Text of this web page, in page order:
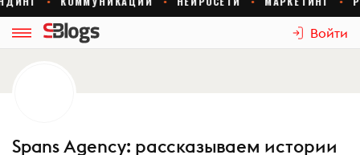
Войти
Spans Agency: рассказываем истории